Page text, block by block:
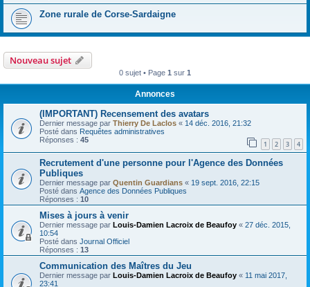
Zone rurale de Corse-Sardaigne
Nouveau sujet
0 sujet • Page 1 sur 1
Annonces
(IMPORTANT) Recensement des avatars
Dernier message par Thierry De Laclos « 14 déc. 2016, 21:32
Posté dans Requêtes administratives
Réponses : 45 1 2 3 4
Recrutement d'une personne pour l'Agence des Données
Publiques
Dernier message par Quentin Guardians « 19 sept. 2016, 22:15
Posté dans Agence des Données Publiques
Réponses : 10
Mises à jours à venir
Dernier message par Louis-Damien Lacroix de Beaufoy « 27 déc. 2015,
10:54
Posté dans Journal Officiel
Réponses : 13
Communication des Maîtres du Jeu
Dernier message par Louis-Damien Lacroix de Beaufoy « 11 mai 2017,
23:41